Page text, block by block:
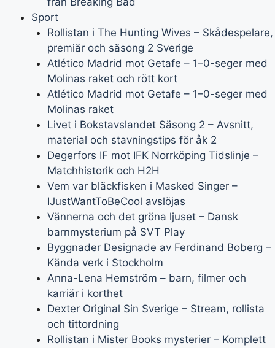
Sport
Rollistan i The Hunting Wives – Skådespelare,
premiär och säsong 2 Sverige
Atlético Madrid mot Getafe – 1–0-seger med
Molinas raket och rött kort
Atlético Madrid mot Getafe – 1–0-seger med
Molinas raket
Livet i Bokstavslandet Säsong 2 – Avsnitt,
material och stavningstips för åk 2
Degerfors IF mot IFK Norrköping Tidslinje –
Matchhistorik och H2H
Vem var bläckfisken i Masked Singer –
IJustWantToBeCool avslöjas
Vännerna och det gröna ljuset – Dansk
barnmysterium på SVT Play
Byggnader Designade av Ferdinand Boberg –
Kända verk i Stockholm
Anna-Lena Hemström – barn, filmer och
karriär i korthet
Dexter Original Sin Sverige – Stream, rollista
och tittordning
Rollistan i Mister Books mysterier – Komplett